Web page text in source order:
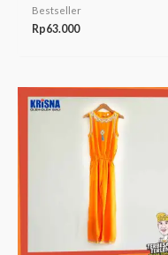
Bestseller
Rp63.000